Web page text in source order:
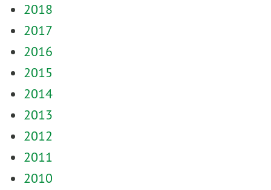
2018
2017
2016
2015
2014
2013
2012
2011
2010